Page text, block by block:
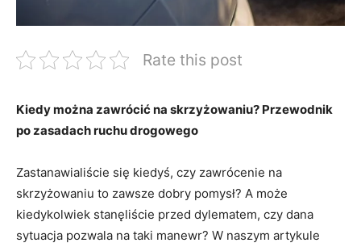
Rate this post
Kiedy można zawrócić na skrzyżowaniu? Przewodnik
po zasadach ruchu drogowego
Zastanawialiście się kiedyś, czy zawrócenie na
skrzyżowaniu to zawsze dobry pomysł? A może
kiedykolwiek stanęliście przed dylematem, czy dana
sytuacja pozwala na taki manewr? W naszym artykule